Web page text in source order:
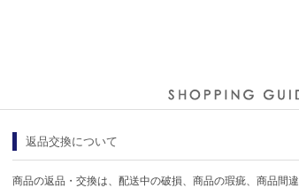
返品交換について
商品の返品・交換は、配送中の破損、商品の瑕疵、商品間違